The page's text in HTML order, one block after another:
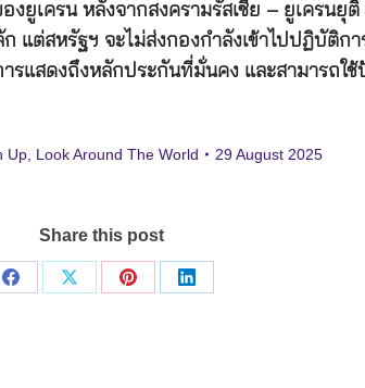
ยูเครน หลังจากสงครามรัสเซีย – ยูเครนยุ
ต่สหรัฐฯ จะไม่ส่งกองกำลังเข้าไปปฏิบัติกา
รแสดงถึงหลักประกันที่มั่นคง และสามารถใ
Up Look Around The World 29 August 2025
Share this post
Share
Share
Share
Share